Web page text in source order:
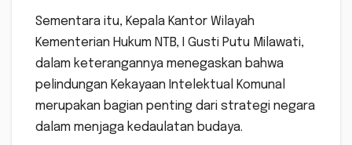
Sementara itu, Kepala Kantor Wilayah
Kementerian Hukum NTB, I Gusti Putu Milawati,
dalam keterangannya menegaskan bahwa
pelindungan Kekayaan Intelektual Komunal
merupakan bagian penting dari strategi negara
dalam menjaga kedaulatan budaya.